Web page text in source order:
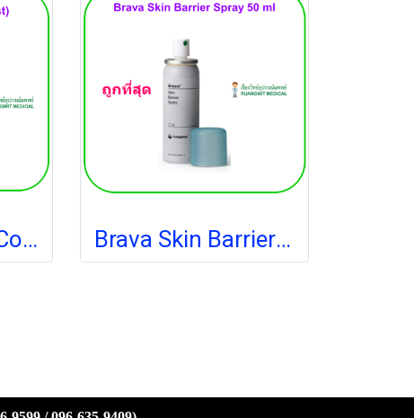
Brava Powder (Coloplast) ผงรักษาแผลรอบรูเปิดทวารเทียม (exp 11-2027) Brava Skin Barrier Spray 50 ml [Coloplast] สเปรย์เคลือบปกป้องผิว